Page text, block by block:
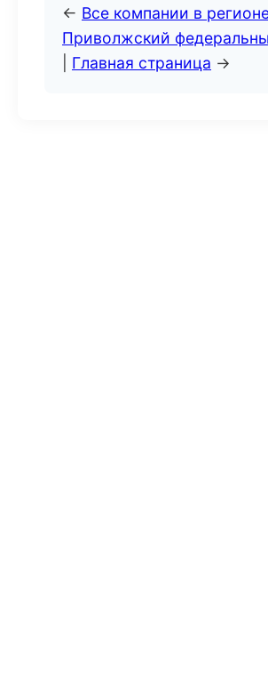
← Все компании в
Приволжский
Главная страница →